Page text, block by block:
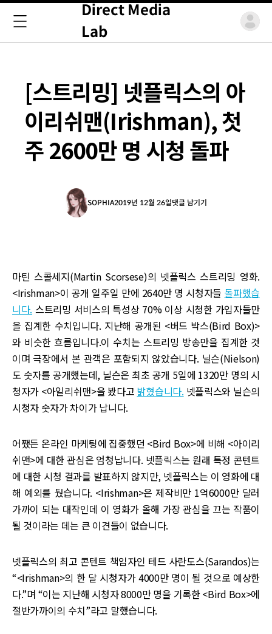
Direct Media
Lab
[스트리밍] 넷플릭스의 아
이리쉬맨(Irishman), 첫
주 2600만 명 시청 돌파
SOPHIA2019년 12월 26일댓글 남기기
마틴 스콜세지(Martin Scorsese)의 넷플릭스 스트리밍 영화.
<Irishman>이 공개 일주일 만에 2640만 명 시청자들 돌파했습
니다. 스트리밍 서비스의 특성상 70% 이상 시청한 가입자들만
을 집계한 수치입니다. 지난해 공개된 <버드 박스(Bird Box)>
와 비슷한 흐름입니다.이 수치는 스트리밍 방송만을 집계한 것
이며 극장에서 본 관객은 포함되지 않았습니다. 닐슨(Nielson)
도 숫자를 공개했는데, 닐슨은 최초 공개 5일에 1320만 명의 시
청자가 <아일리쉬맨>을 봤다고 밝혔습니다. 넷플릭스와 닐슨의
시청자 숫자가 차이가 납니다.
어쨌든 온라인 마케팅에 집중했던 <Bird Box>에 비해 <아이리
쉬맨>에 대한 관심은 엄청납니다. 넷플릭스는 원래 특정 콘텐트
에 대한 시청 결과를 발표하지 않지만, 넷플릭스는 이 영화에 대
해 예외를 뒀습니다. <Irishman>은 제작비만 1억6000만 달러
가까이 되는 대작인데 이 영화가 올해 가장 관심을 끄는 작품이
될 것이라는 데는 큰 이견들이 없습니다.
넷플릭스의 최고 콘텐트 책임자인 테드 사란도스(Sarandos)는
“<Irishman>의 한 달 시청자가 4000만 명이 될 것으로 예상한
다.”며 “이는 지난해 시청자 8000만 명을 기록한 <Bird Box>에
절반가까이의 수치”라고 말했습니다.